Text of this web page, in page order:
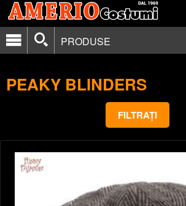
PRODUSE
PEAKY BLINDERS
FILTRAȚI